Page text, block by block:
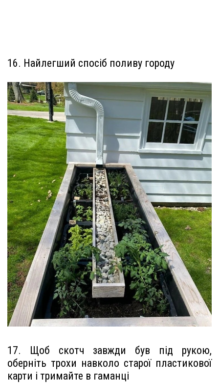
16. Найлегший спосіб поливу городу
17. Щоб скотч завжди був під рукою,
оберніть трохи навколо старої пластикової
карти і тримайте в гаманці